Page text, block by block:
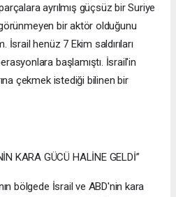
ayrılmış güçsüz bir Suriye
bir aktör olduğunu
İsrail henüz 7 Ekim saldırıları
başlamıştı. İsrail'in
çekmek istediği bilinen bir
KARA GÜCÜ HALİNE GELDİ”
bölgede İsrail ve ABD'nin kara